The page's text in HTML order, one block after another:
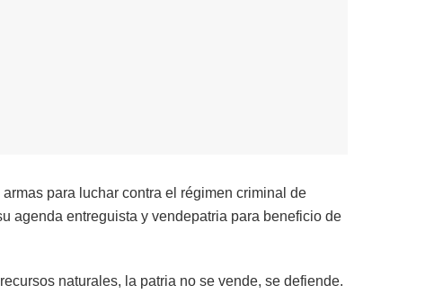
para luchar contra el régimen criminal de
agenda entreguista y vendepatria para beneficio de
naturales, la patria no se vende, se defiende.